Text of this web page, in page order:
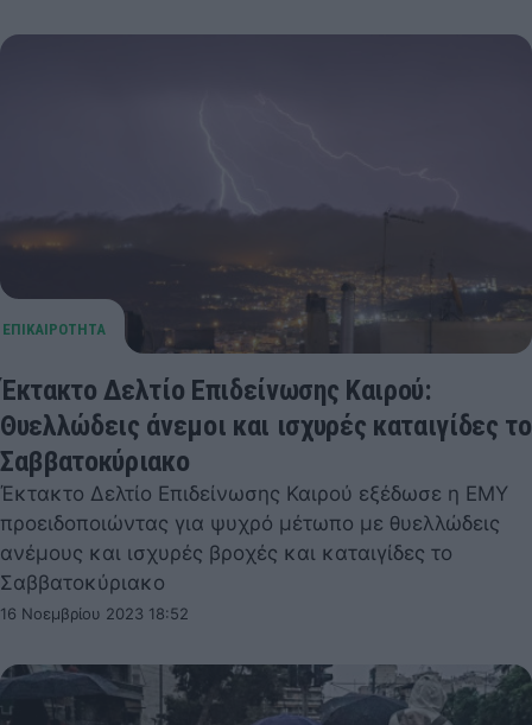
Έκτακτο Δελτίο Επιδείνωσης Καιρού:
Θυελλώδεις άνεμοι και ισχυρές καταιγίδες το
Σαββατοκύριακο
Έκτακτο Δελτίο Επιδείνωσης Καιρού εξέδωσε η ΕΜΥ
προειδοποιώντας για ψυχρό μέτωπο με θυελλώδεις
ανέμους και ισχυρές βροχές και καταιγίδες το
Σαββατοκύριακο
16 Νοεμβρίου 2023 18:52